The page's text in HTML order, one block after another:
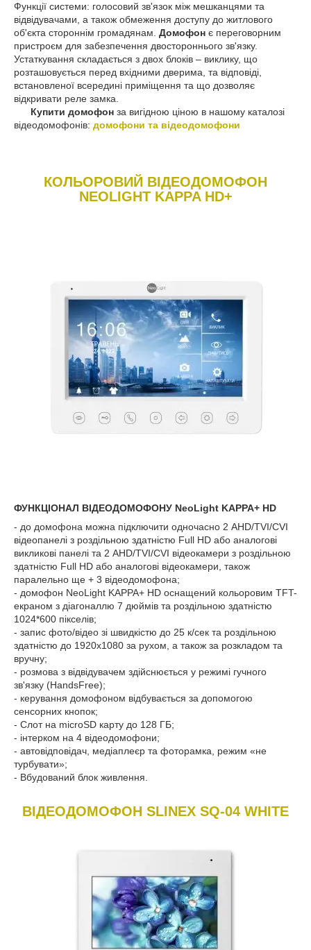
Функції системи: голосовий зв'язок між мешканцями та
відвідувачами, а також обмеження доступу до житлового
об'єкта стороннім громадянам. Домофон є переговорним
пристроєм для забезпечення двостороннього зв'язку.
Устаткування складається з двох блоків – виклику, що
розташовується перед вхідними дверима, та відповіді,
встановленої всередині приміщення та що дозволяє
відкривати реле замка.
Купити домофон за вигідною ціною в нашому каталозі
відеодомофонів: домофони та відеодомофони
КОЛЬОРОВИЙ ВІДЕОДОМОФОН
NEOLIGHT KAPPA HD+
ФУНКЦІОНАЛ ВІДЕОДОМОФОНУ NeoLight KAPPA+ HD
- до домофона можна підключити одночасно 2 AHD/TVI/CVI
відеопанелі з роздільною здатністю Full HD або аналогові
викликові панелі та 2 AHD/TVI/CVI відеокамери з роздільною
здатністю Full HD або аналогові відеокамери, також
паралельно ще + 3 відеодомофона;
- домофон NeoLight KAPPA+ HD оснащений кольоровим TFT-
екраном з діагоналлю 7 дюймів та роздільною здатністю
1024*600 пікселів;
- запис фото/відео зі швидкістю до 25 к/сек та роздільною
здатністю до 1920х1080 за рухом, а також за розкладом та
вручну;
- розмова з відвідувачем здійснюється у режимі гучного
зв'язку (HandsFree);
- керування домофоном відбувається за допомогою
сенсорних кнопок;
- Слот на microSD карту до 128 ГБ;
- інтерком на 4 відеодомофони;
- автовідповідач, медіаплеєр та фоторамка, режим «не
турбувати»;
- Вбудований блок живлення.
ВІДЕОДОМОФОН SLINEX SQ-04 WHITE